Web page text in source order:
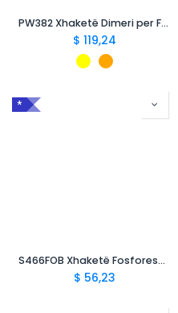
PW382 Xhaketë Dimeri per Femra PW3
$ 119,24
*
S466FOB Xhaketë Fosforeshente Traffic, Dyngjyrëshe
$ 56,23